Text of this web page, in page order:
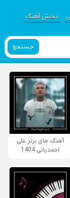
پخش آهنگ
جستجو
آهنگ های برتر علی
احمدیانی 1404